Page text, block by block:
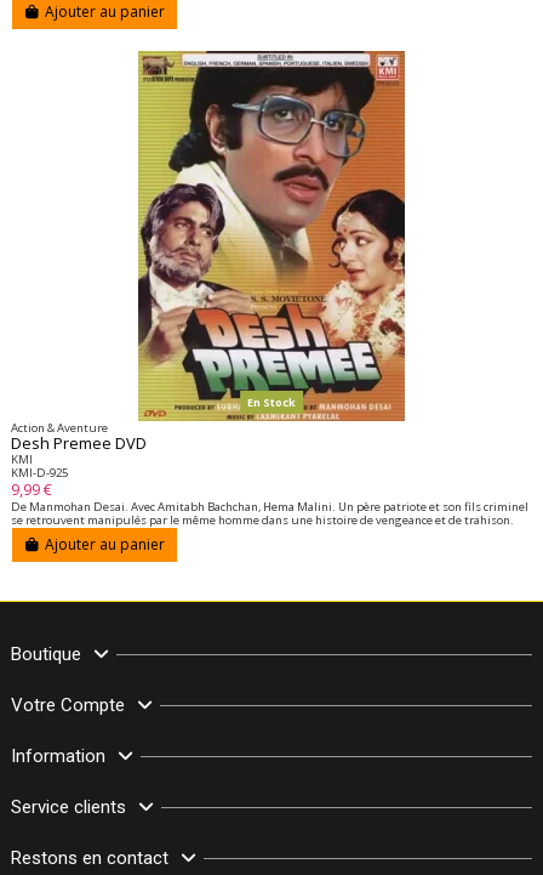
Ajouter au panier
En Stock
Action & Aventure
Desh Premee DVD
KMI
KMI-D-925
9,99 €
De Manmohan Desai. Avec Amitabh Bachchan, Hema Malini. Un père patriote et son fils criminel
se retrouvent manipulés par le même homme dans une histoire de vengeance et de trahison.
Ajouter au panier
Boutique
Votre Compte
Information
Service clients
Restons en contact